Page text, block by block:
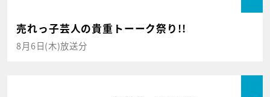
売れっ子芸人の貴重トーーク祭り!!
8月6日(木)放送分